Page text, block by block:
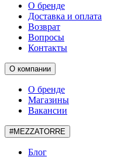
О бренде
Доставка и оплата
Возврат
Вопросы
Контакты
О компании
О бренде
Магазины
Вакансии
#MEZZATORRE
Блог